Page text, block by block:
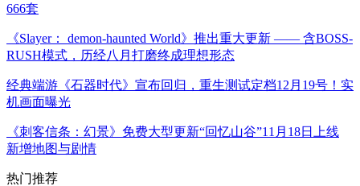
666套
《Slayer： demon-haunted World》推出重大更新 —— 含BOSS-
RUSH模式，历经八月打磨终成理想形态
经典端游《石器时代》宣布回归，重生测试定档12月19号！实
机画面曝光
《刺客信条：幻景》免费大型更新“回忆山谷”11月18日上线
新增地图与剧情
热门推荐